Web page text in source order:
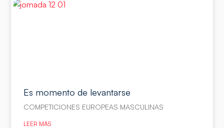
Es momento de levantarse
COMPETICIONES EUROPEAS MASCULINAS
LEER MÁS